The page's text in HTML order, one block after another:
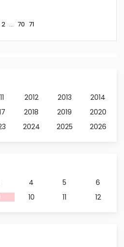
2... 70 71
2012 2013
2014
2018 2019
2020
2024 2025 2026
4 5
6
10 11 12